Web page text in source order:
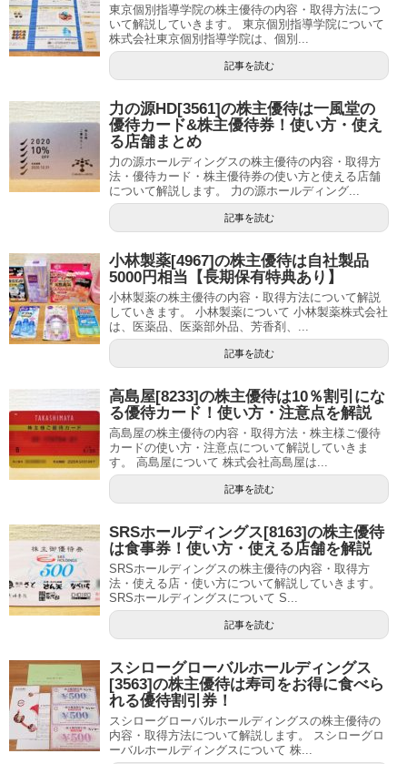
東京個別指導学院の株主優待の内容・取得方法につ
いて解説していきます。 東京個別指導学院について
株式会社東京個別指導学院は、個別...
記事を読む
力の源HD[3561]の株主優待は一風堂の
優待カード&株主優待券！使い方・使え
る店舗まとめ
力の源ホールディングスの株主優待の内容・取得方
法・優待カード・株主優待券の使い方と使える店舗
について解説します。 力の源ホールディング...
記事を読む
小林製薬[4967]の株主優待は自社製品
5000円相当【長期保有特典あり】
小林製薬の株主優待の内容・取得方法について解説
していきます。 小林製薬について 小林製薬株式会社
は、医薬品、医薬部外品、芳香剤、...
記事を読む
高島屋[8233]の株主優待は10％割引にな
る優待カード！使い方・注意点を解説
高島屋の株主優待の内容・取得方法・株主様ご優待
カードの使い方・注意点について解説していきま
す。 高島屋について 株式会社高島屋は...
記事を読む
SRSホールディングス[8163]の株主優待
は食事券！使い方・使える店舗を解説
SRSホールディングスの株主優待の内容・取得方
法・使える店・使い方について解説していきます。
SRSホールディングスについて S...
記事を読む
スシローグローバルホールディングス
[3563]の株主優待は寿司をお得に食べら
れる優待割引券！
スシローグローバルホールディングスの株主優待の
内容・取得方法について解説します。 スシローグロ
ーバルホールディングスについて 株...